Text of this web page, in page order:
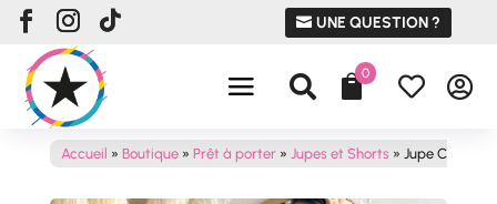
UNE QUESTION ?
 0  
Accueil » Boutique» Prêt à porter» Jupes et Shorts» Jupe CELESTE